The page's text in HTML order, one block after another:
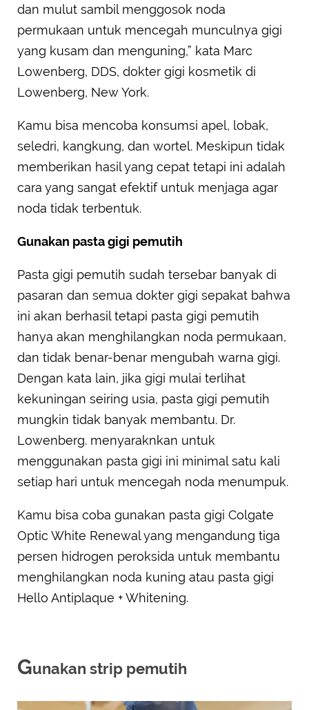
dan mulut sambil menggosok noda
permukaan untuk mencegah munculnya gigi
yang kusam dan menguning,” kata Marc
Lowenberg, DDS, dokter gigi kosmetik di
Lowenberg, New York.
Kamu bisa mencoba konsumsi apel, lobak,
seledri, kangkung, dan wortel. Meskipun tidak
memberikan hasil yang cepat tetapi ini adalah
cara yang sangat efektif untuk menjaga agar
noda tidak terbentuk.
Gunakan pasta gigi pemutih
Pasta gigi pemutih sudah tersebar banyak di
pasaran dan semua dokter gigi sepakat bahwa
ini akan berhasil tetapi pasta gigi pemutih
hanya akan menghilangkan noda permukaan,
dan tidak benar-benar mengubah warna gigi.
Dengan kata lain, jika gigi mulai terlihat
kekuningan seiring usia, pasta gigi pemutih
mungkin tidak banyak membantu. Dr.
Lowenberg. menyaraknkan untuk
menggunakan pasta gigi ini minimal satu kali
setiap hari untuk mencegah noda menumpuk.
Kamu bisa coba gunakan pasta gigi Colgate
Optic White Renewal yang mengandung tiga
persen hidrogen peroksida untuk membantu
menghilangkan noda kuning atau pasta gigi
Hello Antiplaque + Whitening.
Gunakan strip pemutih